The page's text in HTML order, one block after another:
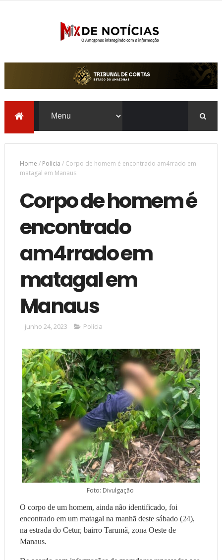
Home / Polícia / Corpo de homem é encontrado am4rrado em
matagal em Manaus
Corpo de homem é
encontrado
am4rrado em
matagal em
Manaus
junho 24, 2023 Polícia
Foto: Divulgação
O corpo de um homem, ainda não identificado, foi
encontrado em um matagal na manhã deste sábado (24),
na estrada do Cetur, bairro Tarumã, zona Oeste de
Manaus.